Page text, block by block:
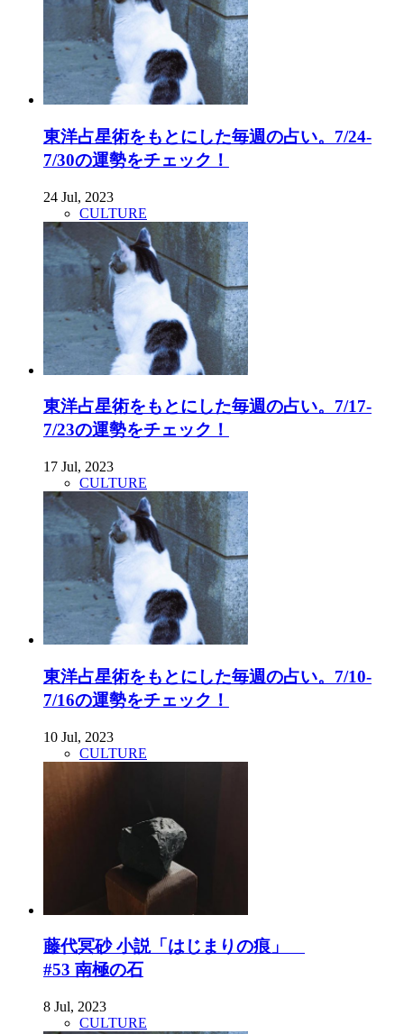
東洋占星術をもとにした毎週の占い。7/24-
7/30の運勢をチェック！
24 Jul, 2023
CULTURE
東洋占星術をもとにした毎週の占い。7/17-
7/23の運勢をチェック！
17 Jul, 2023
CULTURE
東洋占星術をもとにした毎週の占い。7/10-
7/16の運勢をチェック！
10 Jul, 2023
CULTURE
藤代冥砂 小説「はじまりの痕」
#53 南極の石
8 Jul, 2023
CULTURE